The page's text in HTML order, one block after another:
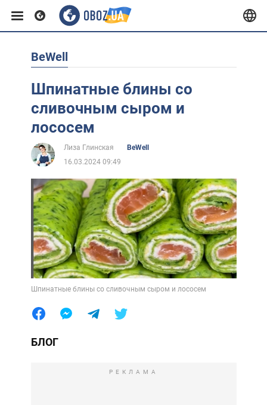
Европа
Африка
Жизнь
Лайфхаки
BeWell
Шпинатные блины со
сливочным сыром и
лососем
Лиза Глинская
BeWell
16.03.2024 09:49
Шпинатные блины со сливочным сыром и лососем
БЛОГ
РЕКЛАМА